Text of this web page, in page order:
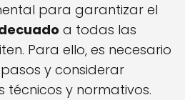
para garantizar el
a todas las
Para ello, es necesario
y considerar
técnicos y normativos.